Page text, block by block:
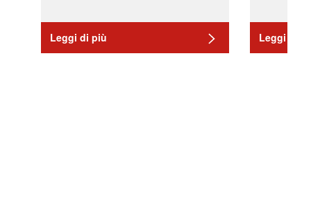
Leggi di più Leggi di